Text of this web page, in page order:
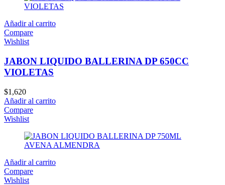
Añadir al carrito
Compare
Wishlist
JABON LIQUIDO BALLERINA DP 650CC
VIOLETAS
$1,620
Añadir al carrito
Compare
Wishlist
Añadir al carrito
Compare
Wishlist